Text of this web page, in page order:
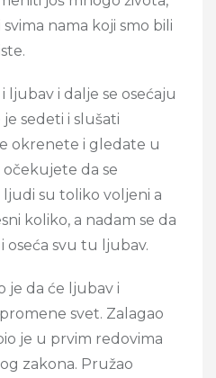
nama koji smo bili
ljubav i dalje se osećaju
sedeti i slušati
okrenete i gledate u
da se
su toliko voljeni a
koliko, a nadam se da
oseća svu tu ljubav.
je da će ljubav i
svet. Zalagao
je u prvim redovima
zakona. Pružao